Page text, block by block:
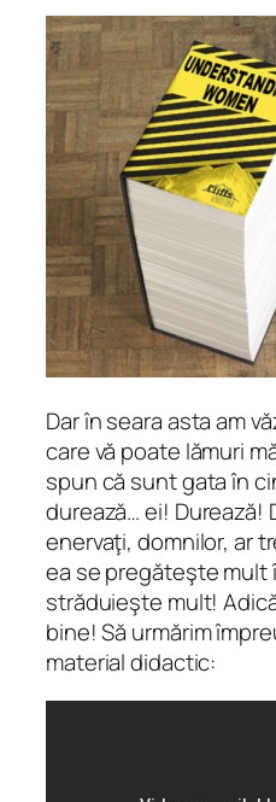
Dar în seara asta am
care vă poate lămuri
spun că sunt gata în
durează… ei! Durează!
enervaţi, domnilor, ar
ea se pregăteşte mult
străduieşte mult!
bine! Să urmărim
material didactic: